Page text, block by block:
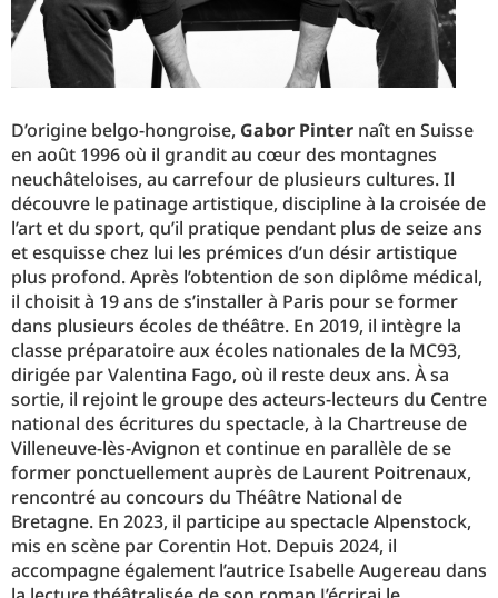
D’origine belgo-hongroise, Gabor Pinter naît en Suisse
en août 1996 où il grandit au cœur des montagnes
neuchâteloises, au carrefour de plusieurs cultures. Il
découvre le patinage artistique, discipline à la croisée de
l’art et du sport, qu’il pratique pendant plus de seize ans
et esquisse chez lui les prémices d’un désir artistique
plus profond. Après l’obtention de son diplôme médical,
il choisit à 19 ans de s’installer à Paris pour se former
dans plusieurs écoles de théâtre. En 2019, il intègre la
classe préparatoire aux écoles nationales de la MC93,
dirigée par Valentina Fago, où il reste deux ans. À sa
sortie, il rejoint le groupe des acteurs-lecteurs du Centre
national des écritures du spectacle, à la Chartreuse de
Villeneuve-lès-Avignon et continue en parallèle de se
former ponctuellement auprès de Laurent Poitrenaux,
rencontré au concours du Théâtre National de
Bretagne. En 2023, il participe au spectacle Alpenstock,
mis en scène par Corentin Hot. Depuis 2024, il
accompagne également l’autrice Isabelle Augereau dans